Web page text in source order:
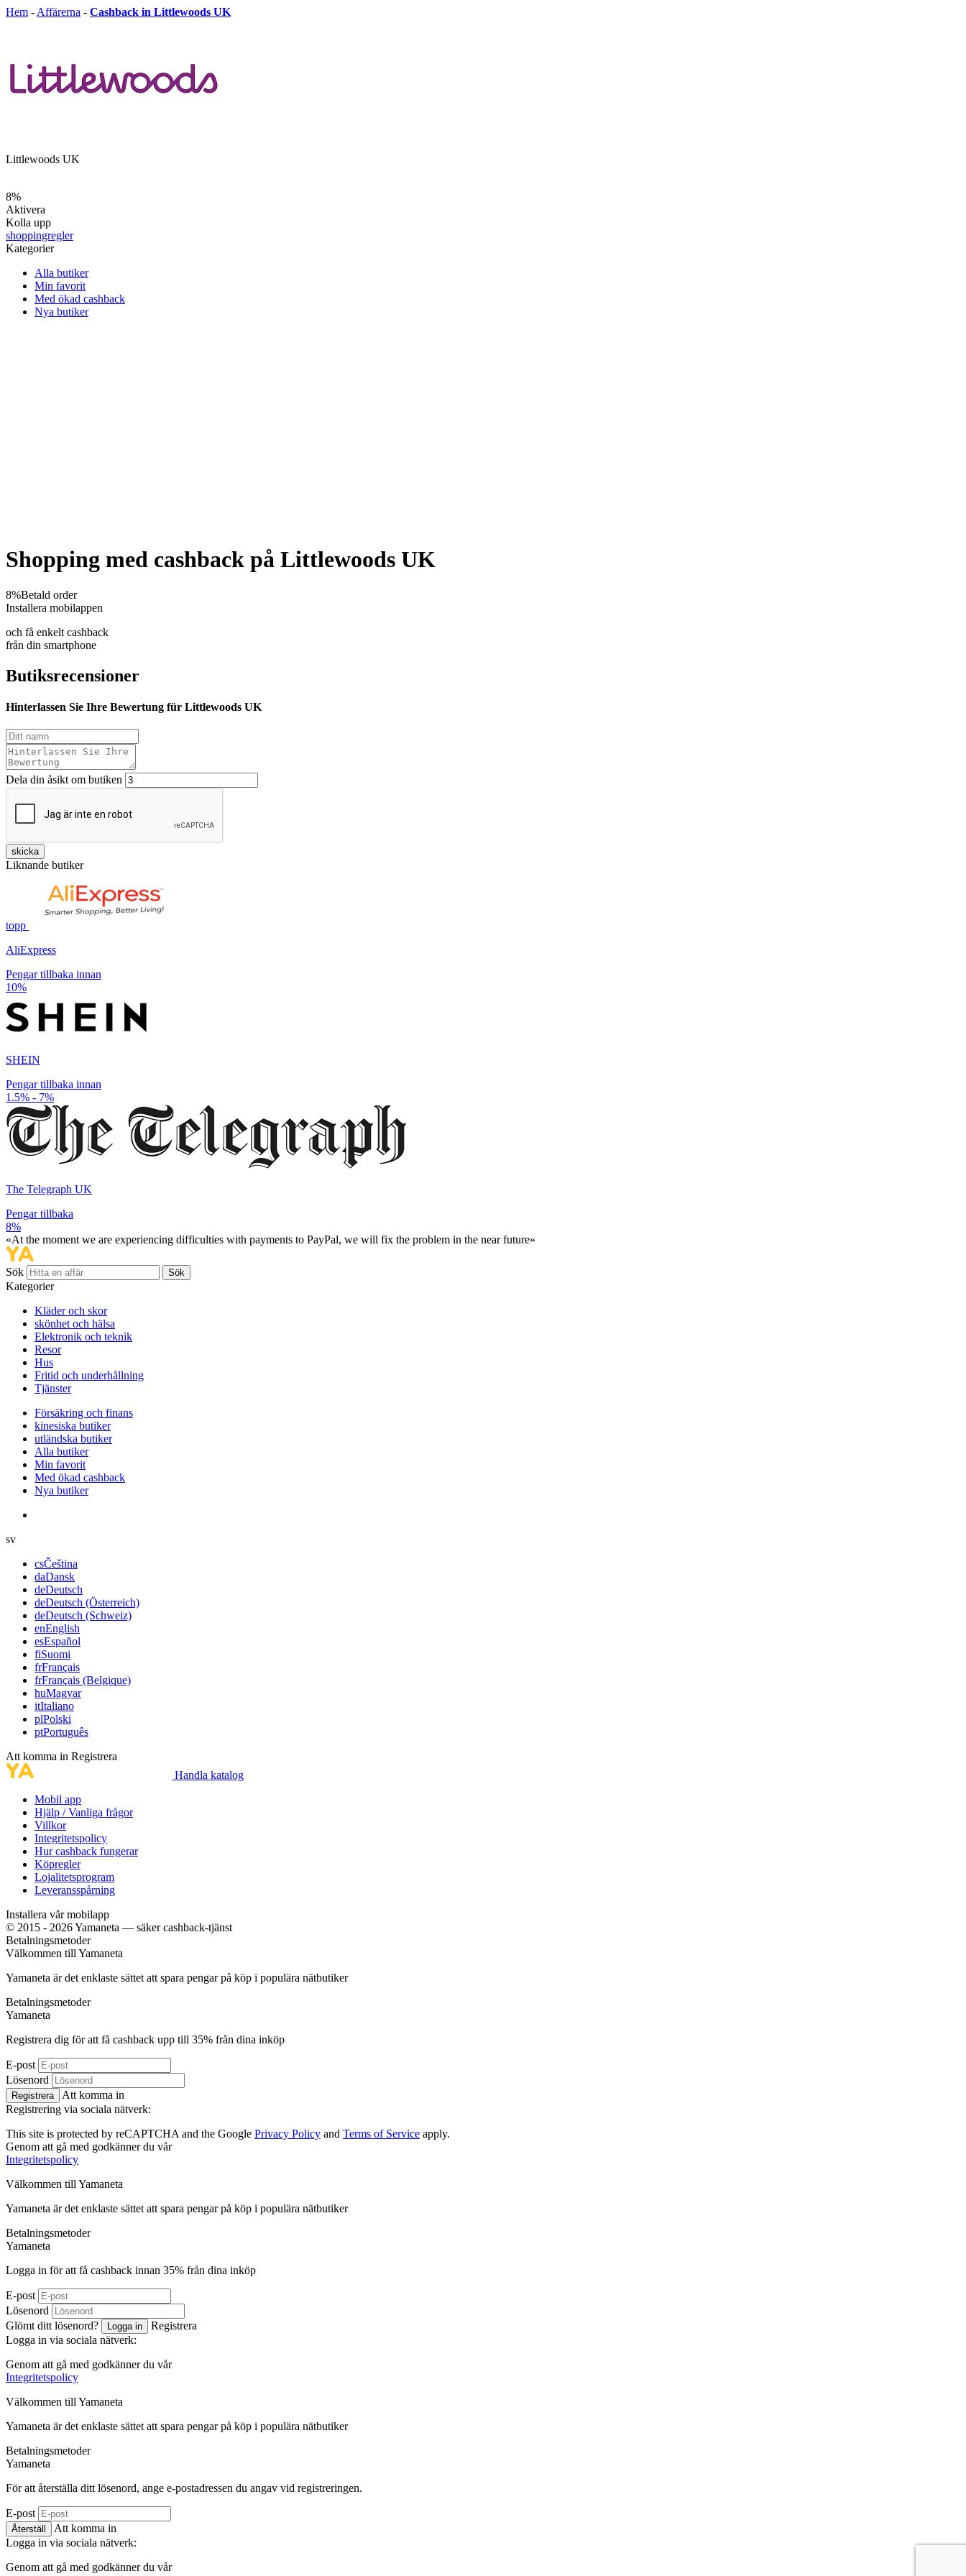
Hem - Affärerna - Cashback in Littlewoods UK
Littlewoods UK
8%
Aktivera
Kolla upp
shoppingregler
Kategorier
Alla butiker
Min favorit
Med ökad cashback
Nya butiker
Shopping med cashback på Littlewoods UK
8%Betald order
Installera mobilappen
och få enkelt cashback
från din smartphone
Butiksrecensioner
Hinterlassen Sie Ihre Bewertung für Littlewoods UK
Dela din åsikt om butiken
skicka
Liknande butiker
topp
AliExpress
Pengar tillbaka innan
10%
SHEIN
Pengar tillbaka innan
1.5% - 7%
The Telegraph UK
Pengar tillbaka
8%
«At the moment we are experiencing difficulties with payments to PayPal, we will fix the problem in the near future»
Sök Sök
Kategorier
Kläder och skor
skönhet och hälsa
Elektronik och teknik
Resor
Hus
Fritid och underhållning
Tjänster
Försäkring och finans
kinesiska butiker
utländska butiker
Alla butiker
Min favorit
Med ökad cashback
Nya butiker
sv
csČeština
daDansk
deDeutsch
deDeutsch (Österreich)
deDeutsch (Schweiz)
enEnglish
esEspañol
fiSuomi
frFrançais
frFrançais (Belgique)
huMagyar
itItaliano
plPolski
ptPortuguês
Att komma in Registrera
Handla katalog
Mobil app
Hjälp / Vanliga frågor
Villkor
Integritetspolicy
Hur cashback fungerar
Köpregler
Lojalitetsprogram
Leveransspårning
Installera vår mobilapp
© 2015 - 2026 Yamaneta — säker cashback-tjänst
Betalningsmetoder
Välkommen till Yamaneta
Yamaneta är det enklaste sättet att spara pengar på köp i populära nätbutiker
Betalningsmetoder
Yamaneta
Registrera dig för att få cashback upp till 35% från dina inköp
E-post
Lösenord
Registrera
Att komma in
Registrering via sociala nätverk:
This site is protected by reCAPTCHA and the Google Privacy Policy and Terms of Service apply.
Genom att gå med godkänner du vår
Integritetspolicy
Välkommen till Yamaneta
Yamaneta är det enklaste sättet att spara pengar på köp i populära nätbutiker
Betalningsmetoder
Yamaneta
Logga in för att få cashback innan 35% från dina inköp
E-post
Lösenord
Glömt ditt lösenord?
Logga in
Registrera
Logga in via sociala nätverk:
Genom att gå med godkänner du vår
Integritetspolicy
Välkommen till Yamaneta
Yamaneta är det enklaste sättet att spara pengar på köp i populära nätbutiker
Betalningsmetoder
Yamaneta
För att återställa ditt lösenord, ange e-postadressen du angav vid registreringen.
E-post
Återställ
Att komma in
Logga in via sociala nätverk:
Genom att gå med godkänner du vår